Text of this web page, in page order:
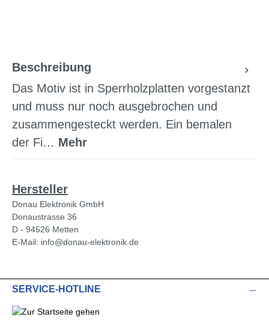
Beschreibung
Das Motiv ist in Sperrholzplatten vorgestanzt
und muss nur noch ausgebrochen und
zusammengesteckt werden. Ein bemalen
der Fi… Mehr
Hersteller
Donau Elektronik GmbH
Donaustrasse 36
D - 94526 Metten
E-Mail: info@donau-elektronik.de
SERVICE-HOTLINE